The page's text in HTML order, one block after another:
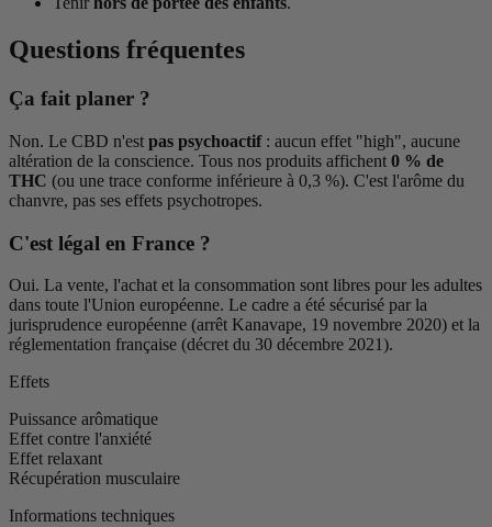
Questions fréquentes
Ça fait planer ?
Non. Le CBD n'est pas psychoactif: aucun effet "high", aucune
altération de la conscience. Tous nos produits affichent 0 % de
THC (ou une trace conforme inférieure à 0,3 %). C'est l'arôme du
chanvre, pas ses effets psychotropes.
C'est légal en France ?
Oui. La vente, l'achat et la consommation sont libres pour les adultes
dans toute l'Union européenne. Le cadre a été sécurisé par la
jurisprudence européenne (arrêt Kanavape, 19 novembre 2020) et la
réglementation française (décret du 30 décembre 2021).
Effets
Puissance arômatique
Effet contre l'anxiété
Effet relaxant
Récupération musculaire
Informations techniques